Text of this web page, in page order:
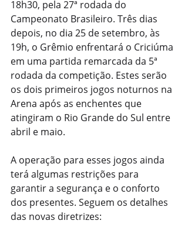
18h30, pela 27ª rodada do
Campeonato Brasileiro. Três dias
depois, no dia 25 de setembro, às
19h, o Grêmio enfrentará o Criciúma
em uma partida remarcada da 5ª
rodada da competição. Estes serão
os dois primeiros jogos noturnos na
Arena após as enchentes que
atingiram o Rio Grande do Sul entre
abril e maio.
A operação para esses jogos ainda
terá algumas restrições para
garantir a segurança e o conforto
dos presentes. Seguem os detalhes
das novas diretrizes: